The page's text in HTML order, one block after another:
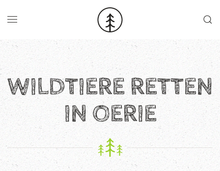
Skip to main content
WILDTIERE RETTEN
IN OERIE